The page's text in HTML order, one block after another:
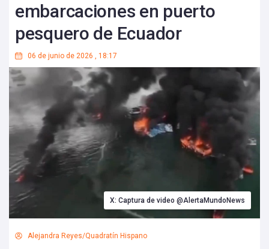
embarcaciones en puerto
pesquero de Ecuador
06 de junio de 2026 , 18:17
X: Captura de video @AlertaMundoNews
Alejandra Reyes/Quadratín Hispano